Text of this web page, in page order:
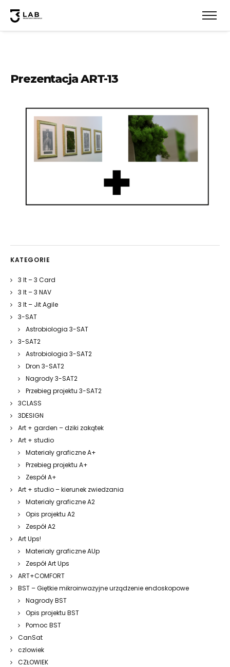
Prezentacja ART-13
KATEGORIE
3 It – 3 Card
3 It – 3 NAV
3 It – Jit Agile
3-SAT
Astrobiologia 3-SAT
3-SAT2
Astrobiologia 3-SAT2
Dron 3-SAT2
Nagrody 3-SAT2
Przebieg projektu 3-SAT2
3CLASS
3DESIGN
Art + garden – dziki zakątek
Art + studio
Materiały graficzne A+
Przebieg projektu A+
Zespół A+
Art + studio – kierunek zwiedzania
Materiały graficzne A2
Opis projektu A2
Zespół A2
Art Ups!
Materiały graficzne AUp
Zespół Art Ups
ART+COMFORT
BST – Giętkie mikroinwazyjne urządzenie endoskopowe
Nagrody BST
Opis projektu BST
Pomoc BST
CanSat
czlowiek
CZŁOWIEK